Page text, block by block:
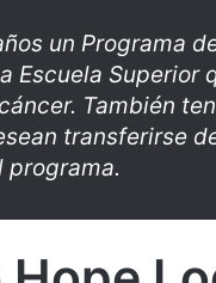
un Programa
Escuela Superior
También
transferirse
programa.